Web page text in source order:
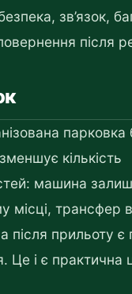
зв’язок,
після
парковка
кількість
машина
місці, трансфер
після прильоту є
Це і є практична